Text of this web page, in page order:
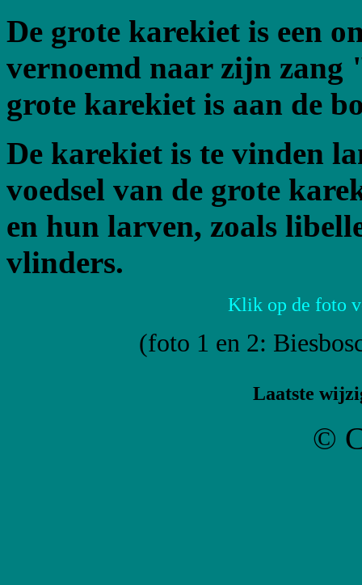
De grote karekiet is een
vernoemd naar zijn
grote karekiet is aan de
De karekiet is te vinden
voedsel van de grote
en hun larven, zoals
vlinders.
Klik op de foto
(foto 1 en 2:
Laatste
©